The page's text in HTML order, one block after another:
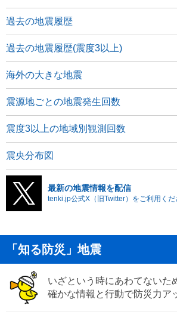
過去の地震履歴
過去の地震履歴(震度3以上)
海外の大きな地震
震源地ごとの地震発生回数
震度3以上の地域別観測回数
震央分布図
最新の地震情報を配信
tenki.jp公式X（旧Twitter）をご利用くだ
「知る防災」地震
いざという時にあわてないた
確かな情報と行動で防災力ア